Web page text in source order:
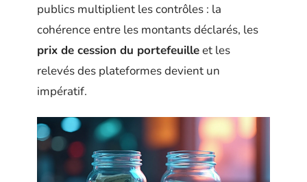
publics multiplient les contrôles : la
cohérence entre les montants déclarés, les
prix de cession du portefeuilleet les
relevés des plateformes devient un
impératif.